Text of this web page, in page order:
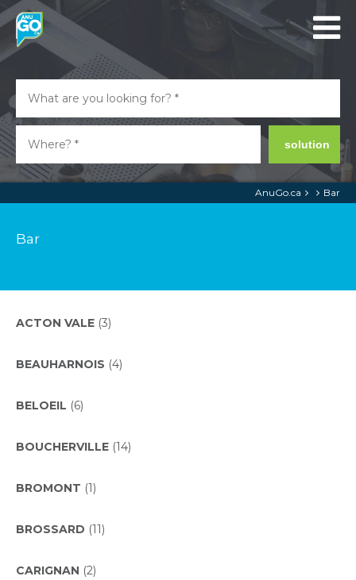
solution
AnuGo.ca Bar
Bar
ACTON VALE (3)
BEAUHARNOIS (4)
BELOEIL (6)
BOUCHERVILLE (14)
BROMONT (1)
BROSSARD (11)
CARIGNAN (2)